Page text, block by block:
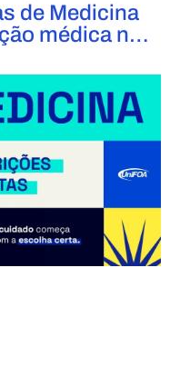
de Medicina
médica no